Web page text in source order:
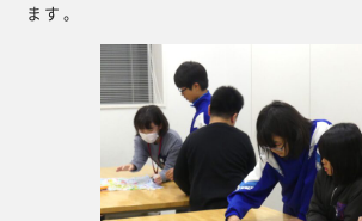
ます。